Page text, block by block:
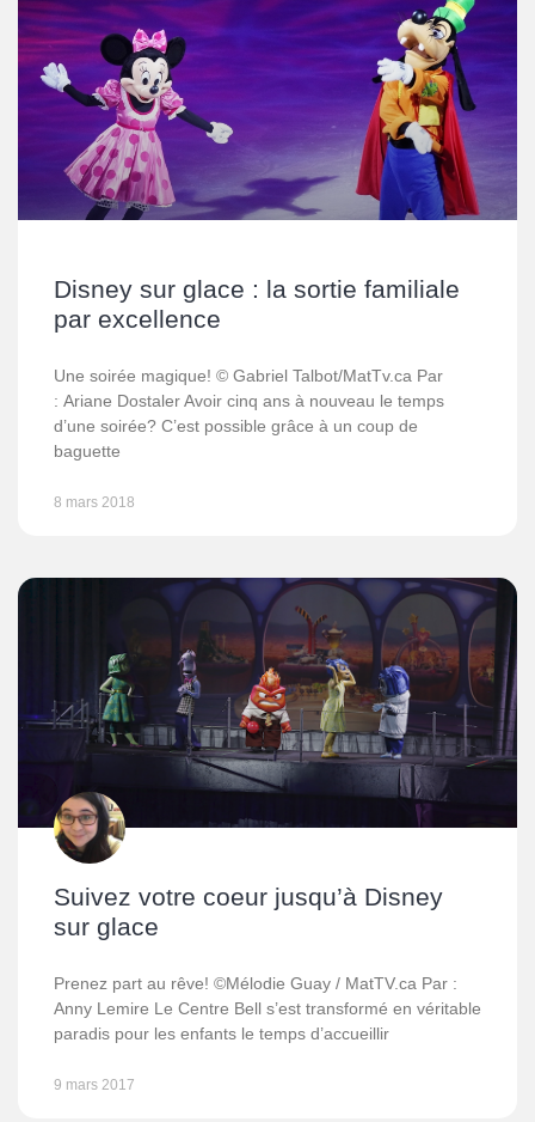
Disney sur glace : la sortie familiale
par excellence
Une soirée magique! © Gabriel Talbot/MatTv.ca Par
: Ariane Dostaler Avoir cinq ans à nouveau le temps
d’une soirée? C’est possible grâce à un coup de
baguette
8 mars 2018
Suivez votre coeur jusqu’à Disney
sur glace
Prenez part au rêve! ©Mélodie Guay / MatTV.ca Par :
Anny Lemire Le Centre Bell s’est transformé en véritable
paradis pour les enfants le temps d’accueillir
9 mars 2017